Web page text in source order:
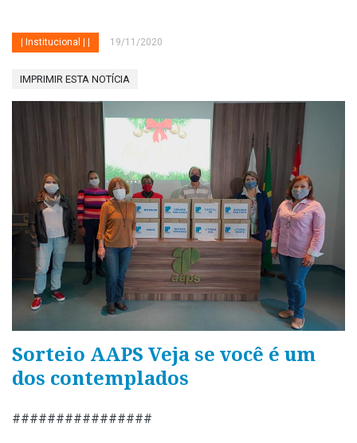
| Institucional | | 19/11/2020
IMPRIMIR ESTA NOTÍCIA
Sorteio AAPS Veja se você é um
dos contemplados
################